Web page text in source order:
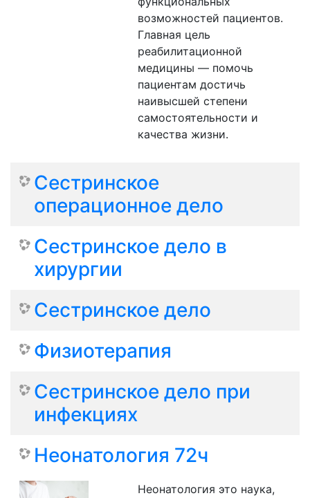
возможностей пациентов.
Главная цель
реабилитационной
медицины — помочь
пациентам достичь
наивысшей степени
самостоятельности и
качества жизни.
Сестринское
операционное дело
Сестринское дело в
хирургии
Сестринское дело
Физиотерапия
Сестринское дело при
инфекциях
Неонатология 72ч
Неонатология это наука,